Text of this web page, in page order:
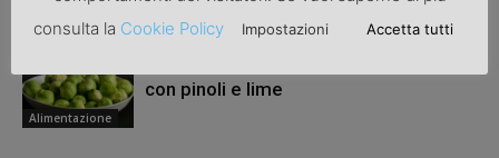
Alimentazione
con pinoli e lime
consulta la Cookie Policy Impostazioni Accetta tutti